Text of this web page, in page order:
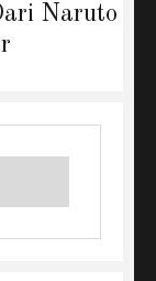
Naruto